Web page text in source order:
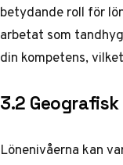
betydande roll för
arbetat som
din kompetens,
3.2
Lönenivåerna kan